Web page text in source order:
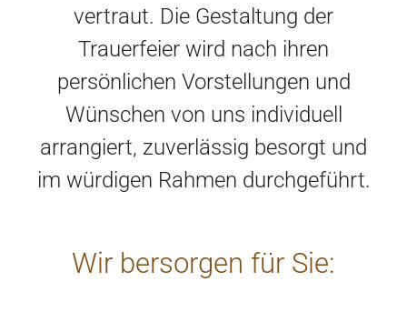
vertraut. Die Gestaltung der
Trauerfeier wird nach ihren
persönlichen Vorstellungen und
Wünschen von uns individuell
arrangiert, zuverlässig besorgt und
im würdigen Rahmen durchgeführt.
Wir bersorgen für Sie: